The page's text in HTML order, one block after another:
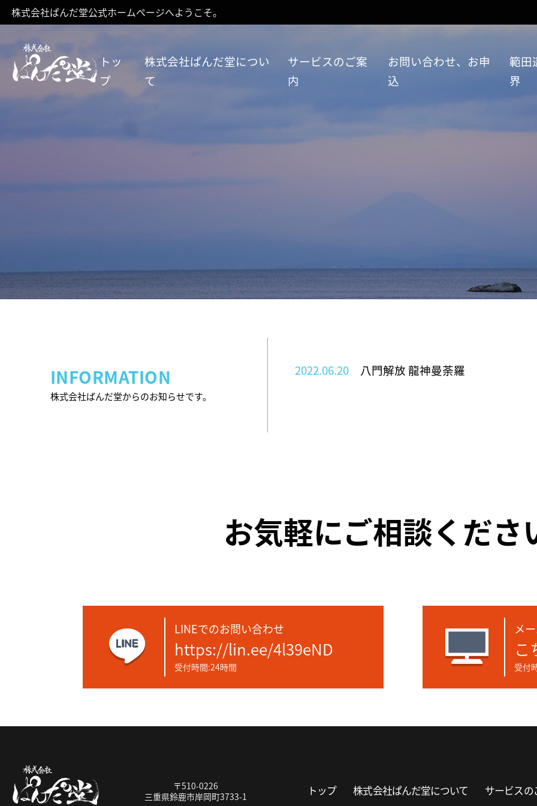
株式会社ぱんだ堂公式ホームページへようこそ。
トッ
プ
株式会社ぱんだ堂につい
て
サービスのご案
内
お問い合わせ、お申
込
範田
界
INFORMATION
株式会社ばんだ堂からのお知らせです。
2022.06.20 八門解放 龍神曼荼羅
お気軽にご相談くださ
LINEでのお問い合わせ
https://lin.ee/4l39eND
受付時間:24時間
メ
こ
受付
〒510-0226
三重県鈴鹿市岸岡町3733-1
トップ 株式会社ぱんだ堂について サービスの